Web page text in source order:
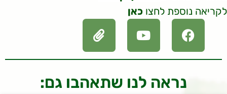
לקריאה נוספת לחצו כאן
נראה לנו שתאהבו גם: